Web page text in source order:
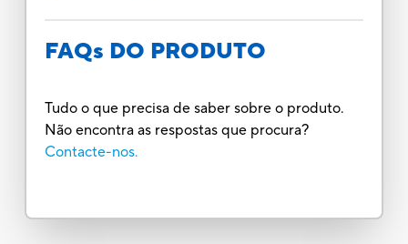
FAQs DO PRODUTO
Tudo o que precisa de saber sobre o produto.
Não encontra as respostas que procura?
Contacte-nos.